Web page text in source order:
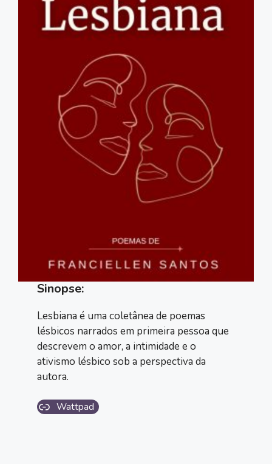
Sinopse:
Lesbiana é uma coletânea de poemas
lésbicos narrados em primeira pessoa que
descrevem o amor, a intimidade e o
ativismo lésbico sob a perspectiva da
autora.
Wattpad